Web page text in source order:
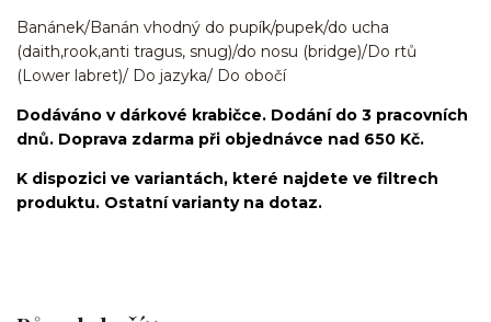
Banánek/Banán vhodný do pupík/pupek/do ucha
(daith,rook,anti tragus, snug)/do nosu (bridge)/Do rtů
(Lower labret)/ Do jazyka/ Do obočí
Dodáváno v dárkové krabičce. Dodání do 3 pracovních
dnů. Doprava zdarma při objednávce nad 650 Kč.
K dispozici ve variantách, které najdete ve filtrech
produktu. Ostatní varianty na dotaz.